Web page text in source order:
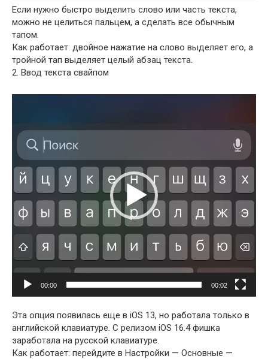
Если нужно быстро выделить слово или часть текста,
можно не целиться пальцем, а сделать все обычным
тапом.
Как работает: двойное нажатие на слово выделяет его, а
тройной тап выделяет целый абзац текста.
2. Ввод текста свайпом
00:00 00:02
Эта опция появилась еще в iOS 13, но работала только в
английской клавиатуре. С релизом iOS 16.4 фишка
заработала на русской клавиатуре.
Как работает: перейдите в Настройки — Основные —